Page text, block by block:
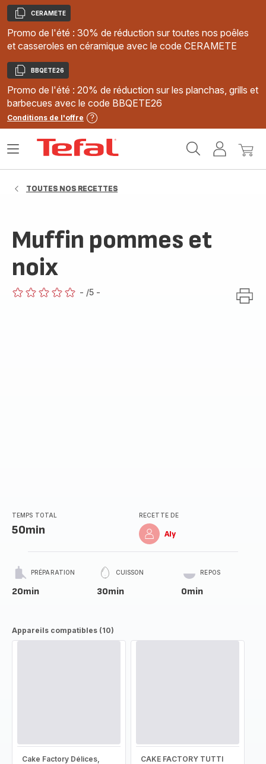
Copier
CERAMETE
Promo de l'été : 30% de réduction sur toutes nos poêles
et casseroles en céramique avec le code CERAMETE
Copier
BBQETE26
Promo de l'été : 20% de réduction sur les planchas, grills et
barbecues avec le code BBQETE26
Conditions de l'offre
MonMon
Ouvrir
TOUTES NOS RECETTES
Muffin pommes et
noix
- /5 -
TEMPS TOTAL
50min
RECETTE DE
Aly
PRÉPARATION
20min
CUISSON
30min
REPOS
0min
Appareils compatibles (10)
Cake Factory Délices,
CAKE FACTORY TUTTI